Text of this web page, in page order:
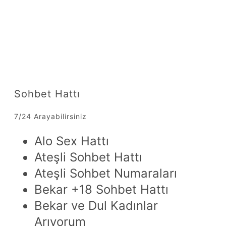
Sohbet Hattı
7/24 Arayabilirsiniz
Alo Sex Hattı
Ateşli Sohbet Hattı
Ateşli Sohbet Numaraları
Bekar +18 Sohbet Hattı
Bekar ve Dul Kadınlar
Arıyorum